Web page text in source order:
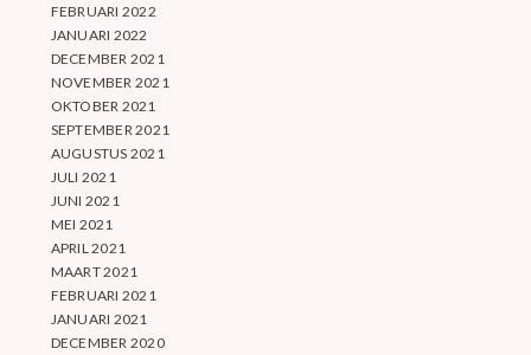
FEBRUARI 2022
JANUARI 2022
DECEMBER 2021
NOVEMBER 2021
OKTOBER 2021
SEPTEMBER 2021
AUGUSTUS 2021
JULI 2021
JUNI 2021
MEI 2021
APRIL 2021
MAART 2021
FEBRUARI 2021
JANUARI 2021
DECEMBER 2020